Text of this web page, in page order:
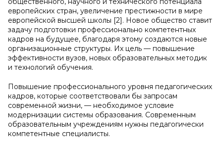
европейских стран, увеличение престижности в мире
европейской высшей школы [2]. Новое общество ставит
задачу подготовки профессионально компетентных
кадров на будущее, благодаря этому создаются новые
организационные структуры. Их цель — повышение
эффективности вузов, новых образовательных методик
и технологий обучения.
Повышение профессионального уровня педагогических
кадров, которые соответствовали бы запросам
современной жизни, — необходимое условие
модернизации системы образования. Современным
образовательным учреждениям нужны педагогически
компетентные специалисты.